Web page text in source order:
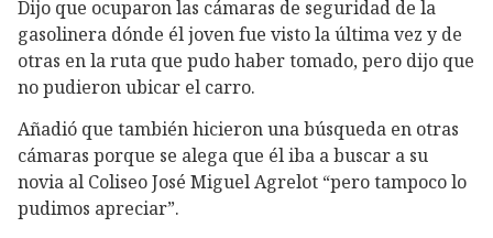
Dijo que ocuparon las cámaras de seguridad de la
gasolinera dónde él joven fue visto la última vez y de
otras en la ruta que pudo haber tomado, pero dijo que
no pudieron ubicar el carro.
Añadió que también hicieron una búsqueda en otras
cámaras porque se alega que él iba a buscar a su
novia al Coliseo José Miguel Agrelot “pero tampoco lo
pudimos apreciar”.